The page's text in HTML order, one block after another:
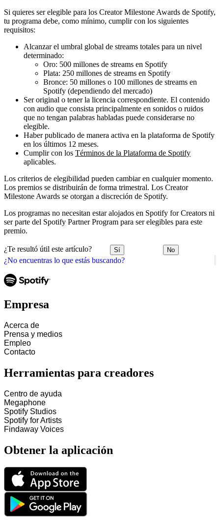
¿No encuentras lo que estás buscando?
Si quieres ser elegible para los Creator Milestone Awards de Spotify,
tu programa debe, como mínimo, cumplir con los siguientes
requisitos:
Alcanzar el umbral global de streams totales para un nivel
determinado:
Oro: 500 millones de streams en Spotify
Plata: 250 millones de streams en Spotify
Bronce: 50 millones o 100 millones de streams en
Spotify (dependiendo del mercado)
Ser original o tener la licencia correspondiente. El contenido
con audio que consista principalmente en sonidos o ruidos
que no tengan palabras habladas puede considerarse no
elegible.
Haber publicado de manera activa en la plataforma de Spotify
en los últimos 12 meses.
Cumplir con los Términos de la Plataforma de Spotify
aplicables.
Los criterios de elegibilidad pueden cambiar en cualquier momento.
Los premios se distribuirán de forma trimestral. Los Creator
Milestone Awards se otorgan a discreción de Spotify.
Los programas no necesitan estar alojados en Spotify for Creators ni
ser parte del Spotify Partner Program para ser elegibles para este
premio.
¿Te resultó útil este artículo? Sí No
Empresa
Acerca de
Prensa y medios
Empleo
Contacto
Herramientas para creadores
Centro de ayuda
Megaphone
Spotify Studios
Spotify for Artists
Findaway Voices
Obtener la aplicación